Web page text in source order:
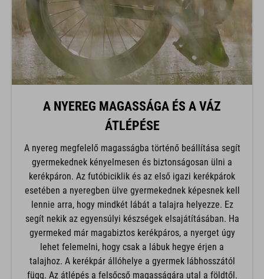
A NYEREG MAGASSÁGA ÉS A VÁZ
ÁTLÉPÉSE
A nyereg megfelelő magasságba történő beállítása segít
gyermekednek kényelmesen és biztonságosan ülni a
kerékpáron. Az futóbiciklik és az első igazi kerékpárok
esetében a nyeregben ülve gyermekednek képesnek kell
lennie arra, hogy mindkét lábát a talajra helyezze. Ez
segít nekik az egyensúlyi készségek elsajátításában. Ha
gyermeked már magabiztos kerékpáros, a nyerget úgy
lehet felemelni, hogy csak a lábuk hegye érjen a
talajhoz. A kerékpár állóhelye a gyermek lábhosszától
függ. Az átlépés a felsőcső magasságára utal a földtől.